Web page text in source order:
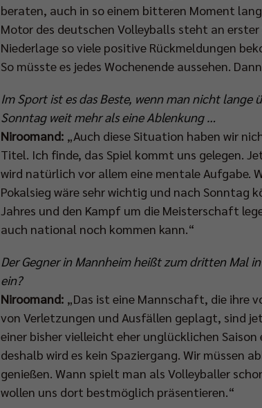
beraten, auch in so einem bitteren Moment
Motor des deutschen Volleyballs steht an
Niederlage so viele positive Rückmeldungen
So müsste es jedes Wochenende aussehen.
Im Sport ist es das Beste, wenn man nicht
Sonntag weit mehr als eine Ablenkung …
Niroomand: „Auch diese Situation haben wir
Titel. Ich finde, das Spiel kommt uns gelegen.
wird natürlich vor allem eine mentale Aufgabe.
Pokalsieg wäre sehr wichtig und nach Sonntag
Jahres und den Kampf um die Meisterschaft
auch national noch kommen kann.“
Der Gegner in Mannheim heißt zum dritten Mal
ein?
Niroomand: „Das ist eine Mannschaft, die ihre
von Verletzungen und Ausfällen geplagt, sind
einer bisher vielleicht eher unglücklichen
deshalb wird es kein Spaziergang. Wir müssen
genießen. Wann spielt man als Volleyballer
wollen uns dort bestmöglich präsentieren.“